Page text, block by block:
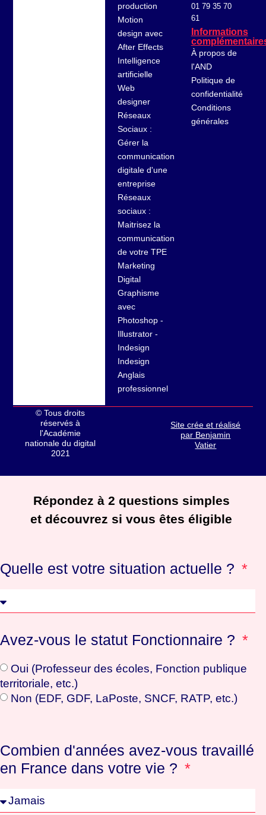
production
Motion
design avec
After Effects
Intelligence
artificielle
Web
designer
Réseaux
Sociaux :
Gérer la
communication
digitale d'une
entreprise
Réseaux
sociaux :
Maitrisez la
communication
de votre TPE
Marketing
Digital
Graphisme
avec
Photoshop -
Illustrator -
Indesign
Indesign
Anglais
professionnel
01 79 35 70
61
Informations
À propos de
l'AND
Politique de
confidentialité
Conditions
générales
© Tous droits
réservés à
l'Académie
nationale du digital
2021
Site crée et réalisé
par Benjamin
Vatier
Répondez à 2 questions simples
et découvrez si vous êtes éligible
Quelle est votre situation actuelle ?
Avez-vous le statut Fonctionnaire ?
Oui (Professeur des écoles, Fonction publique
territoriale, etc.)
Non (EDF, GDF, LaPoste, SNCF, RATP, etc.)
Combien d'années avez-vous travaillé
en France dans votre vie ?